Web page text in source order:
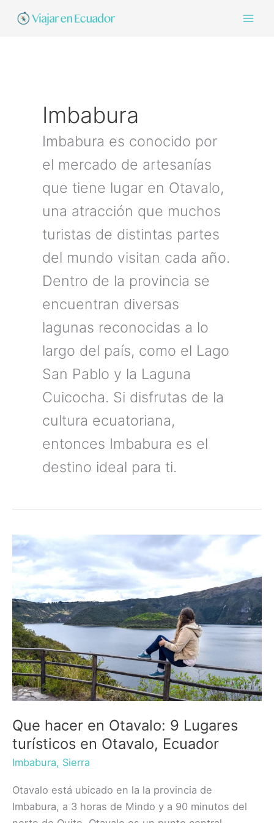
Imbabura
Imbabura es conocido por
el mercado de artesanías
que tiene lugar en Otavalo,
una atracción que muchos
turistas de distintas partes
del mundo visitan cada año.
Dentro de la provincia se
encuentran diversas
lagunas reconocidas a lo
largo del país, como el Lago
San Pablo y la Laguna
Cuicocha. Si disfrutas de la
cultura ecuatoriana,
entonces Imbabura es el
destino ideal para ti.
Que hacer en Otavalo: 9 Lugares
turísticos en Otavalo, Ecuador
Imbabura, Sierra
Otavalo está ubicado en la la provincia de
Imbabura, a 3 horas de Mindo y a 90 minutos del